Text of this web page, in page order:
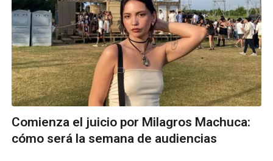
Comienza el juicio por Milagros Machuca:
cómo será la semana de audiencias